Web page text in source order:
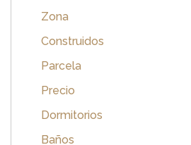
Zona
Construidos
Parcela
Precio
Dormitorios
Baños